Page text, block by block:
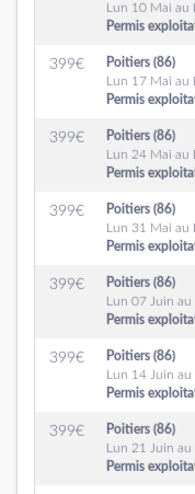
Lun 10 Mai au
Permis
399€
Poitiers (86)
Lun 17 Mai au
Permis
399€
Poitiers (86)
Lun 24 Mai au
Permis
399€
Poitiers (86)
Lun 31 Mai au
Permis
399€
Poitiers (86)
Lun 07 Juin
Permis
399€
Poitiers (86)
Lun 14 Juin
Permis
399€
Poitiers (86)
Lun 21 Juin
Permis